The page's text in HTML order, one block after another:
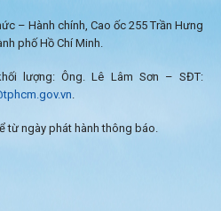
– Hành chính, Cao ốc 255 Trần Hưng
phố Hồ Chí Minh.
lượng: Ông. Lê Lâm Sơn – SĐT:
từ ngày phát hành thông báo.